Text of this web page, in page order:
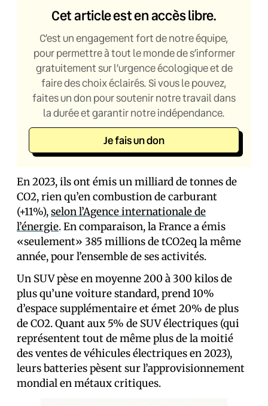
Cet article est en accès libre.
C’est un engagement fort de notre équipe,
pour permettre à tout le monde de s’informer
gratuitement sur l’urgence écologique et de
faire des choix éclairés. Si vous le pouvez,
faites un don pour soutenir notre travail dans
la durée et garantir notre indépendance.
Je fais un don
En 2023, ils ont émis un milliard de tonnes de
CO2, rien qu’en combustion de carburant
(+11%),selon l’Agence internationale de
l’énergie. En comparaison, la France a émis
«seulement» 385 millions de tCO2eq la même
année, pour l’ensemble de ses activités.
Un SUV pèse en moyenne 200 à 300 kilos de
plus qu’une voiture standard, prend 10%
d’espace supplémentaire et émet 20% de plus
de CO2. Quant aux 5% de SUV électriques (qui
représentent tout de même plus de la moitié
des ventes de véhicules électriques en 2023),
leurs batteries pèsent sur l’approvisionnement
mondial en métaux critiques.